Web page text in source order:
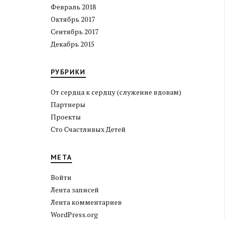
Февраль 2018
Октябрь 2017
Сентябрь 2017
Декабрь 2015
РУБРИКИ
От сердца к сердцу (служение вдовам)
Партнеры
Проекты
Сто Счастливых Детей
МЕТА
Войти
Лента записей
Лента комментариев
WordPress.org